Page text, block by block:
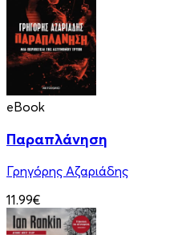
eBook
Παραπλάνηση
Γρηγόρης Αζαριάδης
11.99€